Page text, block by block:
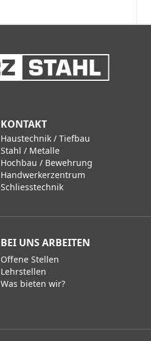
KONTAKT
Haustechnik / Tiefbau
Stahl / Metalle
Hochbau / Bewehrung
Handwerkerzentrum
Schliesstechnik
BEI UNS ARBEITEN
Offene Stellen
Lehrstellen
Was bieten wir?